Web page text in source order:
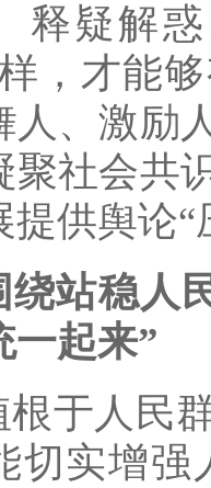
释疑解
，才能
人、激励
聚社会共
提供舆论“
绕站稳人
一起来”
根于人民
切实增强